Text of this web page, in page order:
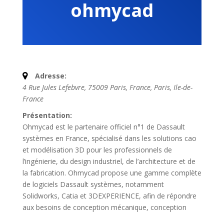
ohmycad
Adresse:
4 Rue Jules Lefebvre, 75009 Paris, France, Paris, Ile-de-
France
Présentation:
Ohmycad est le partenaire officiel n°1 de Dassault
systèmes en France, spécialisé dans les solutions cao
et modélisation 3D pour les professionnels de
l’ingénierie, du design industriel, de l’architecture et de
la fabrication. Ohmycad propose une gamme complète
de logiciels Dassault systèmes, notamment
Solidworks, Catia et 3DEXPERIENCE, afin de répondre
aux besoins de conception mécanique, conception